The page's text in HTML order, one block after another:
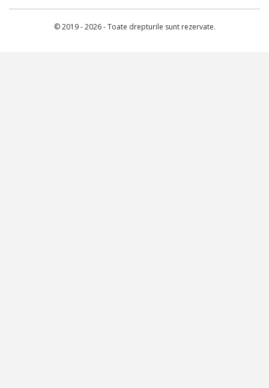
© 2019 - 2026 - Toate drepturile sunt rezervate.